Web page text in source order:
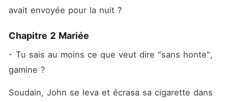
avait envoyée pour la nuit ?
Chapitre 2 Mariée
- Tu sais au moins ce que veut dire "sans honte",
gamine ?
Soudain, John se leva et écrasa sa cigarette dans